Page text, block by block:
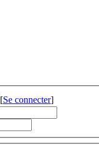
[Se connecter]